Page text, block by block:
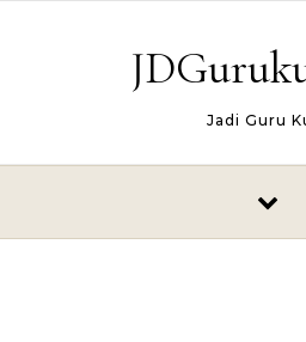
Jadi Guru